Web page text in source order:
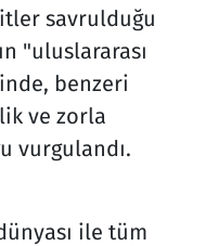
savrulduğu
"uluslararası
benzeri
ve zorla
vurgulandı.
ile tüm